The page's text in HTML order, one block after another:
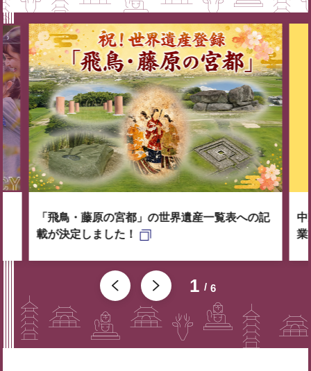
1 6
「飛鳥・藤原の宮都」の世界遺産一覧表への記
載が決定しました！
中
業